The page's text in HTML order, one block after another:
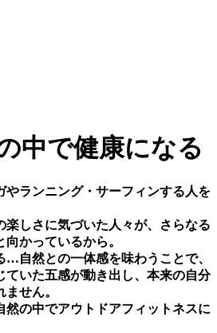
中で健康になる
やランニング・サーフィンする⼈を
楽しさに気づいた⼈々が、さらなる
かっているから。
…⾃然との⼀体感を味わうことで、
ていた五感が動き出し、本来の⾃分
せん。
然の中でアウトドアフィットネスに